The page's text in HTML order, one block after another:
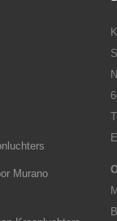
Murano